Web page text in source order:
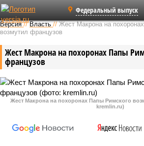
Федеральный выпуск
Версия //Власть //Жест Макрона на
возмутил французов
Жест Макрона на похоронах Папы
французов
Жест Макрона на похоронах Папы Римского
kremlin.ru)